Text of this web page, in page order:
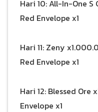
Hari 10: All-In-One S
Red Envelope x1
Hari 11: Zeny
Red Envelope x1
Hari 12: Blessed Ore
Envelope x1